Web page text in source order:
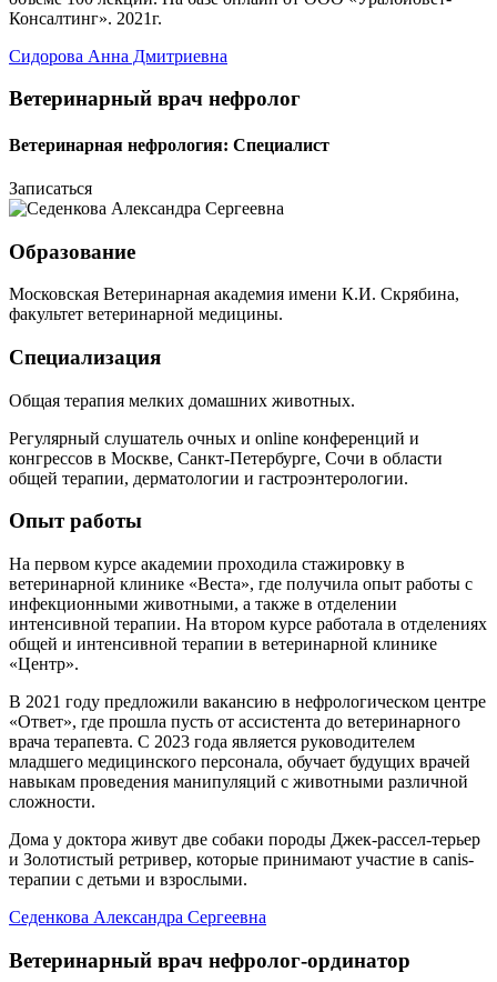
Консалтинг». 2021г.
Сидорова Анна Дмитриевна
Ветеринарный врач нефролог
Ветеринарная нефрология: Специалист
Записаться
Образование
Московская Ветеринарная академия имени К.И. Скрябина,
факультет ветеринарной медицины.
Специализация
Общая терапия мелких домашних животных.
Регулярный слушатель очных и online конференций и
конгрессов в Москве, Санкт-Петербурге, Сочи в области
общей терапии, дерматологии и гастроэнтерологии.
Опыт работы
На первом курсе академии проходила стажировку в
ветеринарной клинике «Веста», где получила опыт работы с
инфекционными животными, а также в отделении
интенсивной терапии. На втором курсе работала в отделениях
общей и интенсивной терапии в ветеринарной клинике
«Центр».
В 2021 году предложили вакансию в нефрологическом центре
«Ответ», где прошла пусть от ассистента до ветеринарного
врача терапевта. С 2023 года является руководителем
младшего медицинского персонала, обучает будущих врачей
навыкам проведения манипуляций с животными различной
сложности.
Дома у доктора живут две собаки породы Джек-рассел-терьер
и Золотистый ретривер, которые принимают участие в canis-
терапии с детьми и взрослыми.
Седенкова Александра Сергеевна
Ветеринарный врач нефролог-ординатор